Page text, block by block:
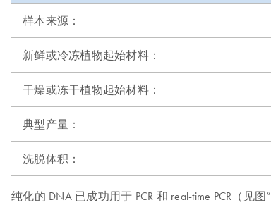
样本来源：
新鲜或冷冻植物起始材料：
干燥或冻干植物起始材料：
典型产量：
洗脱体积：
纯化的 DNA 已成功用于 PCR 和 real-time PCR（见图“